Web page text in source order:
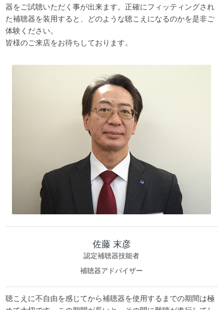
器をご試聴いただく事が出来ます。正確にフィッティングされ
た補聴器を装用すると、どのような聴こえになるのかを是非ご
体験ください。
皆様のご来店をお待ちしております。
佐藤 末彦
認定補聴器技能者
補聴器アドバイザー
聴こえに不自由を感じてから補聴器を使用するまでの期間は極